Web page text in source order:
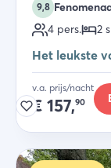
9,8
4 pers. 2
Het leukste
v.a. prijs/nacht
€ 157,90